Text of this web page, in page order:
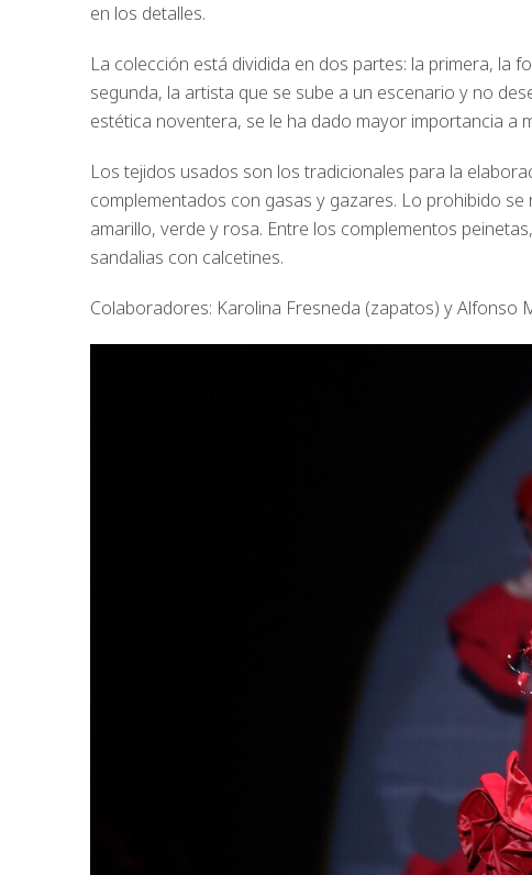
en los detalles.
La colección está dividida en dos partes: la primera, la
segunda, la artista que se sube a un escenario y no
estética noventera, se le ha dado mayor importancia a
Los tejidos usados son los tradicionales para la
complementados con gasas y gazares. Lo prohibido
amarillo, verde y rosa. Entre los complementos
sandalias con calcetines.
Colaboradores: Karolina Fresneda (zapatos) y Alfonso